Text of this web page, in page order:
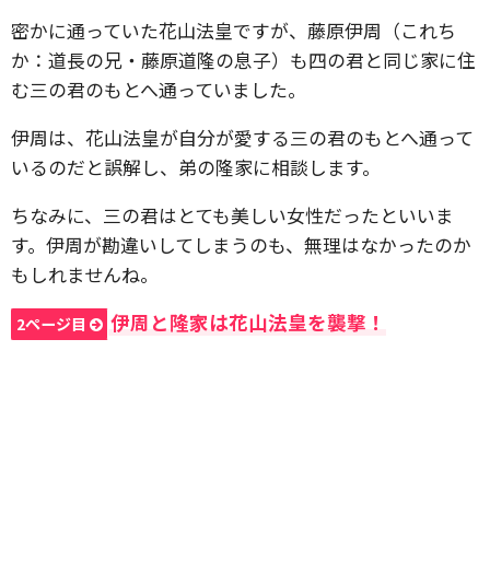
密かに通っていた花山法皇ですが、藤原伊周（これち
か：道長の兄・藤原道隆の息子）も四の君と同じ家に住
む三の君のもとへ通っていました。
伊周は、花山法皇が自分が愛する三の君のもとへ通って
いるのだと誤解し、弟の隆家に相談します。
ちなみに、三の君はとても美しい女性だったといいま
す。伊周が勘違いしてしまうのも、無理はなかったのか
もしれませんね。
2ページ目 伊周と隆家は花山法皇を襲撃！